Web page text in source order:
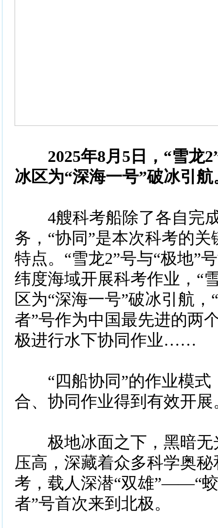
2025年8月5日，“雪龙
冰区为“深海一号”破冰引航
4艘科考船除了各自完
务，“协同”是本次科考的
特点。“雪龙2”号与“极地”
纬度海域开展科考作业，“
区为“深海一号”破冰引航，
者”号作为中国最先进的两
极进行水下协同作业……
“四船协同”的作业模式
合、协同作业得到有效开展
极地冰面之下，黑暗无
压高，深藏着众多科学奥
考，载人深潜“双雄”——“
者”号首次来到北极。